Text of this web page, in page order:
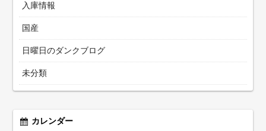
入庫情報
国産
日曜日のダンクブログ
未分類
カレンダー